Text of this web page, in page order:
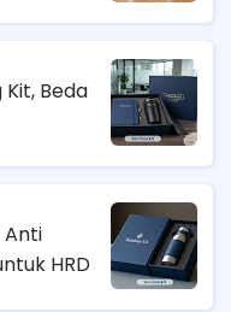
Beda
Anti
HRD